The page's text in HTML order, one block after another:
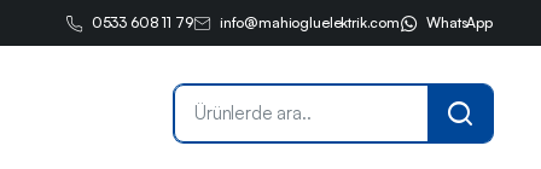
0533 608 11 79 info@mahiogluelektrik.com WhatsApp